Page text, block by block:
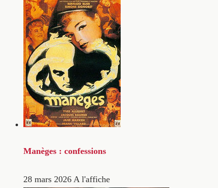
Manèges : confessions
28 mars 2026 A l'affiche